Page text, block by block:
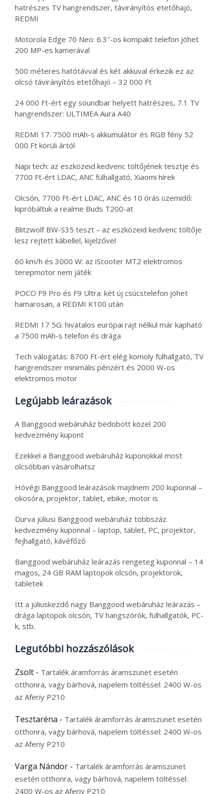
hatrészes TV hangrendszer, távirányítós etetőhajó,
REDMI
Motorola Edge 70 Neo: 6.3″-os kompakt telefon jöhet
200 MP-es kamerával
500 méteres hatótávval és két akkuval érkezik ez az
olcsó távirányítós etetőhajó – 32 000 Ft
24 000 Ft-ért egy soundbar helyett hatrészes, 7.1 TV
hangrendszer: ULTIMEA Aura A40
REDMI 17: 7500 mAh-s akkumulátor és RGB fény 52
000 Ft körüli ártól
Napi tech: az eszközeid kedvenc töltőjének tesztje és
7700 Ft-ért LDAC, ANC fülhallgató, Xiaomi hírek
Olcsón, 7700 Ft-ért LDAC, ANC és 10 órás üzemidő:
kipróbáltuk a realme Buds T200-at
Blitzwolf BW-S35 teszt – az eszközeid kedvenc töltője
lesz rejtett kábellel, kijelzővel
60 km/h és 3000 W: az iScooter MT2 elektromos
terepmotor nem játék
POCO F9 Pro és F9 Ultra: két új csúcstelefon jöhet
hamarosan, a REDMI K100 után
REDMI 17 5G: hivatalos európai rajt nélkül már kapható
a 7500 mAh-s telefon és drága
Tech válogatás: 8700 Ft-ért elég komoly fülhallgató, TV
hangrendszer minimális pénzért és 2000 W-os
elektromos motor
Legújabb leárazások
A Banggood webáruház bedobott közel 200
kedvezmény kupont
Ezekkel a Banggood webáruház kuponokkal most
olcsóbban vásárolhatsz
Hóvégi Banggood leárazások majdnem 200 kuponnal –
okosóra, projektor, tablet, ebike, motor is
Durva júliusi Banggood webáruház többszáz
kedvezmény kuponnal – laptop, tablet, PC, projektor,
fejhallgató, kávéfőző
Banggood webáruház leárazás rengeteg kuponnal – 14
magos, 24 GB RAM laptopok olcsón, projektorok,
tabletek
Itt a júliuskezdő nagy Banggood webáruház leárazás –
drága laptopok olcsón, TV hangszórók, fülhallgatók, PC-
k, stb.
Legutóbbi hozzászólások
Zsolt - Tartalék áramforrás áramszünet esetén
otthonra, vagy bárhová, napelem töltéssel: 2400 W-os
az Aferiy P210
Tesztaréna - Tartalék áramforrás áramszünet esetén
otthonra, vagy bárhová, napelem töltéssel: 2400 W-os
az Aferiy P210
Varga Nándor - Tartalék áramforrás áramszünet
esetén otthonra, vagy bárhová, napelem töltéssel:
2400 W-os az Aferiy P210